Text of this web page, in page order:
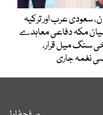
سعودی عرب اور ترکیہ
مکہ دفاعی معاہدے
سنگ میل قرار،
نغمہ جاری